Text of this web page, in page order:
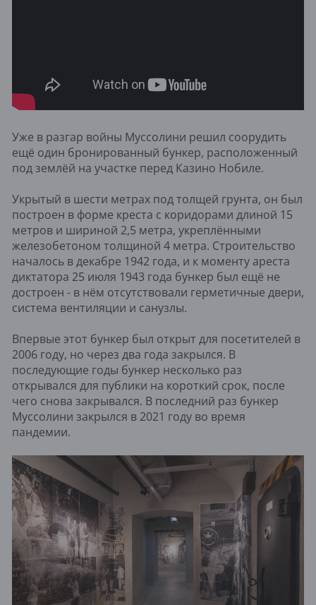
Уже в разгар войны Муссолини решил соорудить
ещё один бронированный бункер, расположенный
под землёй на участке перед Казино Нобиле.
Укрытый в шести метрах под толщей грунта, он был
построен в форме креста с коридорами длиной 15
метров и шириной 2,5 метра, укреплёнными
железобетоном толщиной 4 метра. Строительство
началось в декабре 1942 года, и к моменту ареста
диктатора 25 июля 1943 года бункер был ещё не
достроен - в нём отсутствовали герметичные двери,
система вентиляции и санузлы.
Впервые этот бункер был открыт для посетителей в
2006 году, но через два года закрылся. В
последующие годы бункер несколько раз
открывался для публики на короткий срок, после
чего снова закрывался. В последний раз бункер
Муссолини закрылся в 2021 году во время
пандемии.